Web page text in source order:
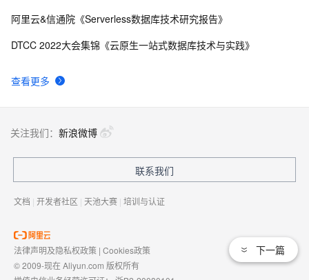
查看更多
阿里云&信通院《Serverless数据库技术研究报告》
DTCC 2022大会集锦《云原生一站式数据库技术与实践》
下一篇
关注我们： 新浪微博
联系我们
文档 | 开发者社区 | 天池大赛 | 培训与认证
法律声明及隐私权政策 | Cookies政策
© 2009-现在 Aliyun.com 版权所有